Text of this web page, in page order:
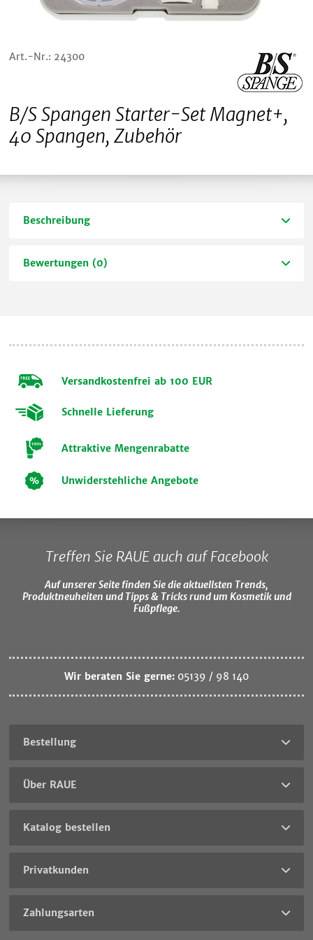
Art.-Nr.: 24300
B/S Spangen Starter-Set Magnet+,
40 Spangen, Zubehör
Beschreibung
Bewertungen (0)
Versandkostenfrei ab 100 EUR
Schnelle Lieferung
Attraktive Mengenrabatte
Unwiderstehliche Angebote
Treffen Sie RAUE auch auf Facebook
Auf unserer Seite finden Sie die aktuellsten Trends,
Produktneuheiten und Tipps & Tricks rund um Kosmetik und
Fußpflege.
Wir beraten Sie gerne: 05139 / 98 140
Bestellung
Über RAUE
Katalog bestellen
Privatkunden
Zahlungsarten